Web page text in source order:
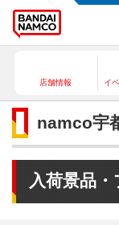
店舗情報 イ
namco宇
入荷景品